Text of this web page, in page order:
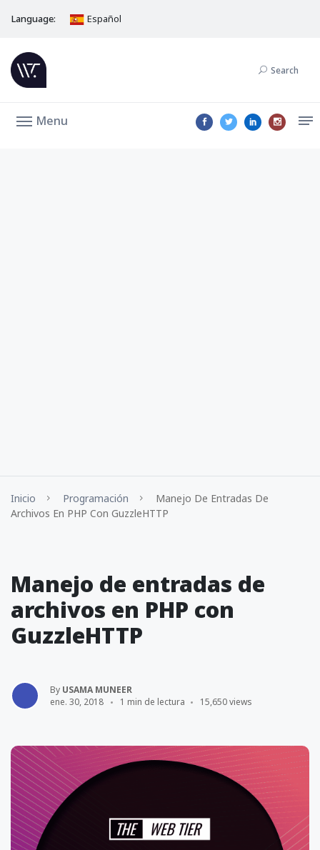
Language: Español
Search
Menu
Inicio Programación
Manejo De Entradas De
Archivos En PHP Con GuzzleHTTP
Manejo de entradas de
archivos en PHP con
GuzzleHTTP
By USAMA MUNEER
ene. 30, 2018
1 min de lectura 15,650 views